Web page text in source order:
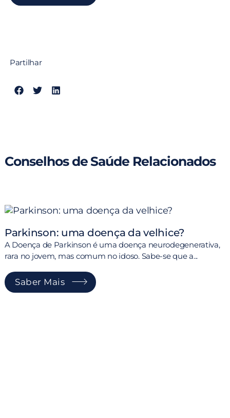
Partilhar
Conselhos de Saúde Relacionados
Parkinson: uma doença da velhice?
A Doença de Parkinson é uma doença neurodegenerativa,
rara no jovem, mas comum no idoso. Sabe-se que a...
Saber Mais